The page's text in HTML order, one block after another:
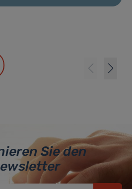
Sie den